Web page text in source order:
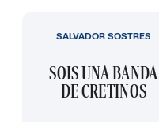
SOIS UNA BANDA
DE CRETINOS
SALVADOR SOSTRES